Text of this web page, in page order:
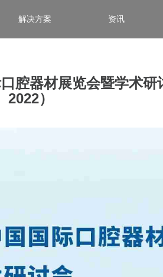
解决方案 资讯
腔器材展览会暨学术
2022）